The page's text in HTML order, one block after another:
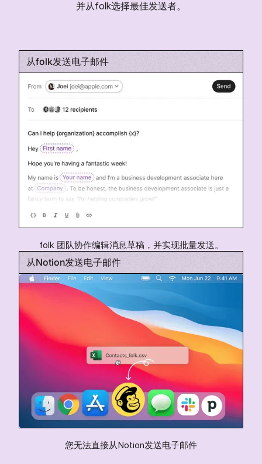
并从folk选择最佳发送者。
从folk发送电子邮件
folk 团队协作编辑消息草稿，并实现批量发送。
从Notion发送电子邮件
您无法直接从Notion发送电子邮件